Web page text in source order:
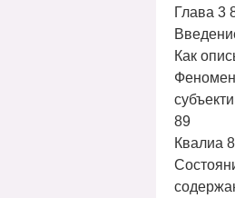
Глава 3
Как
89
Квалиа